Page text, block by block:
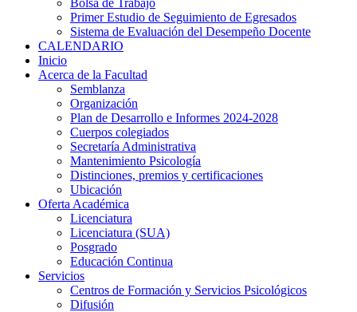
Primer Estudio de Seguimiento de Egresados
Sistema de Evaluación del Desempeño Docente
CALENDARIO
Inicio
Acerca de la Facultad
Semblanza
Organización
Plan de Desarrollo e Informes 2024-2028
Cuerpos colegiados
Secretaría Administrativa
Mantenimiento Psicología
Distinciones, premios y certificaciones
Ubicación
Oferta Académica
Licenciatura
Licenciatura (SUA)
Posgrado
Educación Continua
Servicios
Centros de Formación y Servicios Psicológicos
Difusión